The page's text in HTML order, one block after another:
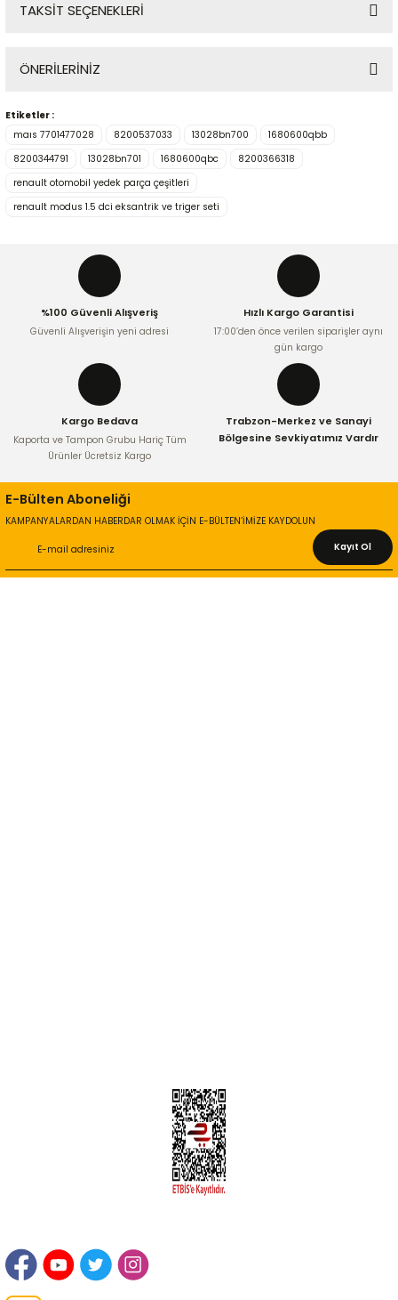
TAKSİT SEÇENEKLERİ
ÖNERİLERİNİZ
Bu ürünün fiyat bilgisi, resim, ürün açıklamalarında ve diğer
konularda yetersiz gördüğünüz noktaları öneri formunu
kullanarak tarafımıza iletebilirsiniz.
Ürün resmi kalitesiz, bozuk veya görüntülenemiyor.
Ürün bilgilerinde hatalar bulunuyor.
Ürün fiyatı diğer sitelerden daha pahalı.
Bu ürüne benzer farklı alternatifler olmalı.
Etiketler :
maıs 7701477028
8200537033 13028bn700
1680600qbb
8200344791
13028bn701 1680600qbc
8200366318
renault otomobil yedek parça çeşitleri
renault modus 1.5 dci eksantrik ve triger seti
%100 Güvenli Alışveriş
Güvenli Alışverişin yeni adresi
Hızlı Kargo Garantisi
17:00’den önce verilen siparişler aynı
gün kargo
Kargo Bedava
Kaporta ve Tampon Grubu Hariç Tüm
Ürünler Ücretsiz Kargo
Trabzon-Merkez ve Sanayi
Bölgesine Sevkiyatımız Vardır
E-Bülten Aboneliği
KAMPANYALARDAN HABERDAR OLMAK İÇİN E-BÜLTEN’İMİZE KAYDOLUN
Kayıt Ol